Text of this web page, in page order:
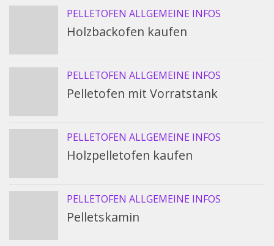
PELLETOFEN ALLGEMEINE INFOS
Holzbackofen kaufen
PELLETOFEN ALLGEMEINE INFOS
Pelletofen mit Vorratstank
PELLETOFEN ALLGEMEINE INFOS
Holzpelletofen kaufen
PELLETOFEN ALLGEMEINE INFOS
Pelletskamin